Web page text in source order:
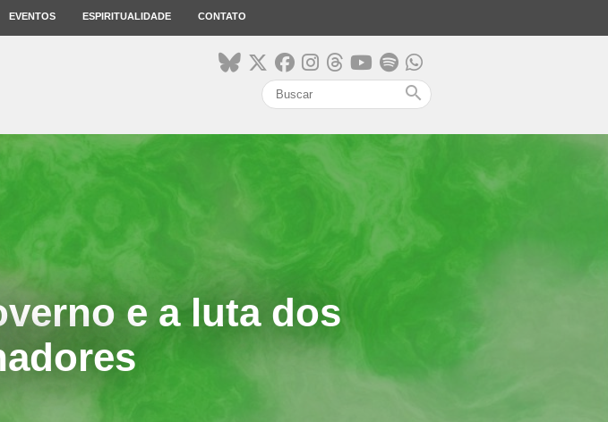
EVENTOS ESPIRITUALIDADE CONTATO
search
e a luta dos